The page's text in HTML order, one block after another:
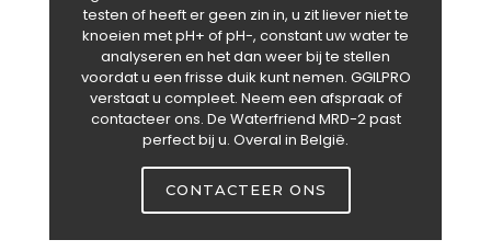
testen of heeft er geen zin in, u zit liever niet te
knoeien met pH+ of pH-, constant uw water te
analyseren en het dan weer bij te stellen
voordat u een frisse duik kunt nemen. GGILPRO
verstaat u compleet. Neem een afspraak of
contacteer ons. De Waterfriend MRD-2 past
perfect bij u. Overal in België.
CONTACTEER ONS